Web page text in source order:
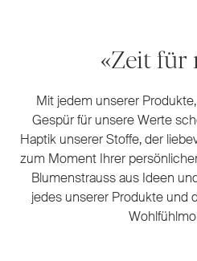
«Zeit für
Mit jedem unserer
Gespür für unsere Werte
Haptik unserer Stoffe, der
zum Moment Ihrer
Blumenstrauss aus Ideen
jedes unserer Produkte und